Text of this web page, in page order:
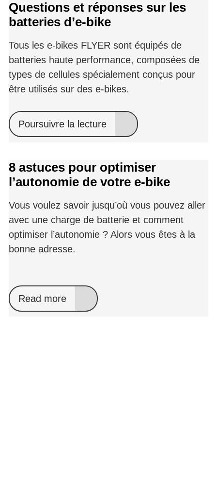
Questions et réponses sur les
batteries d’e-bike
Tous les e-bikes FLYER sont équipés de
batteries haute performance, composées de
types de cellules spécialement conçus pour
être utilisés sur des e-bikes.
Poursuivre la lecture
8 astuces pour optimiser
l’autonomie de votre e-bike
Vous voulez savoir jusqu’où vous pouvez aller
avec une charge de batterie et comment
optimiser l’autonomie ? Alors vous êtes à la
bonne adresse.
Read more